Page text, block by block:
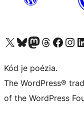
Navštívte náš účet na X (predtým Twitter)
Navštívte náš účet na platforme Bluesky
Navštívte náš účet na
Navštívte náš účet na platforme
Navštívte našu
Kód je poézia.
The WordPress®
of the WordPress